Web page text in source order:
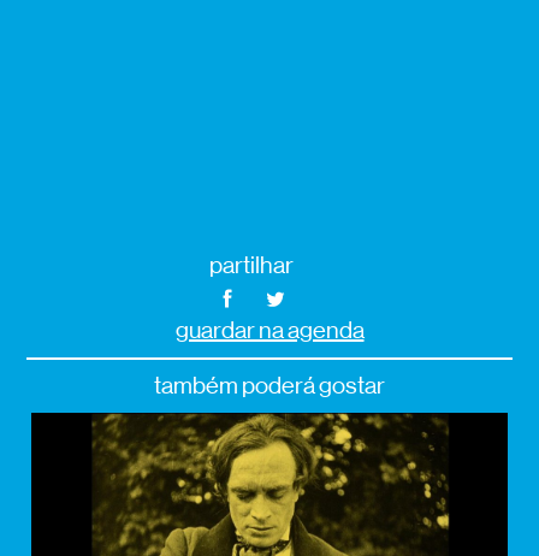
partilhar
guardar na agenda
também poderá gostar